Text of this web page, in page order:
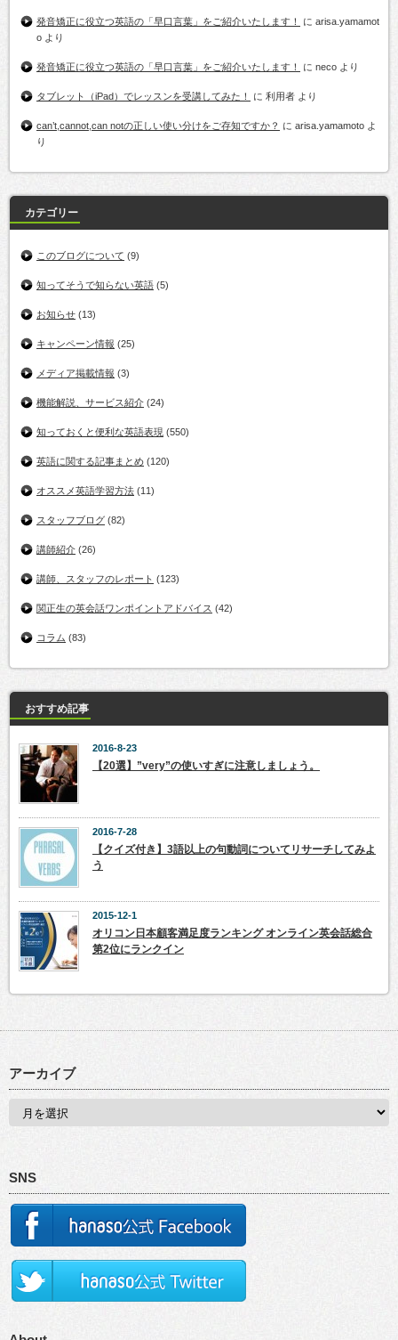
発音矯正に役立つ英語の「早口言葉」をご紹介いたします！ に arisa.yamamot
o より
発音矯正に役立つ英語の「早口言葉」をご紹介いたします！ に neco より
タブレット（iPad）でレッスンを受講してみた！ に 利用者 より
can’t,cannot,can notの正しい使い分けをご存知ですか？ に arisa.yamamoto よ
り
カテゴリー
このブログについて (9)
知ってそうで知らない英語 (5)
お知らせ (13)
キャンペーン情報 (25)
メディア掲載情報 (3)
機能解説、サービス紹介 (24)
知っておくと便利な英語表現 (550)
英語に関する記事まとめ (120)
オススメ英語学習方法 (11)
スタッフブログ (82)
講師紹介 (26)
講師、スタッフのレポート (123)
関正生の英会話ワンポイントアドバイス (42)
コラム (83)
おすすめ記事
2016-8-23
【20選】”very”の使いすぎに注意しましょう。
2016-7-28
【クイズ付き】3語以上の句動詞についてリサーチしてみよ
う
2015-12-1
オリコン日本顧客満足度ランキング オンライン英会話総合
第2位にランクイン
アーカイブ
SNS